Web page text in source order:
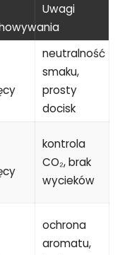
Uwagi
neutralność
smaku,
prosty
docisk
kontrola
CO₂, brak
wycieków
ochrona
aromatu,